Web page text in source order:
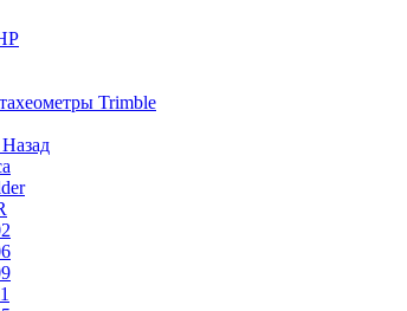
Trimble
Назад